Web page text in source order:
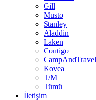
Gill
Musto
Stanley
Aladdin
Laken
Contigo
CampAndTravel
Kovea
T/M
Tümü
İletişim